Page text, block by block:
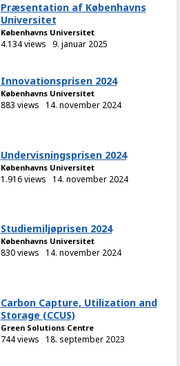
Præsentation af Københavns
Universitet
Københavns Universitet
4.134 views 9. januar 2025
Innovationsprisen 2024
Københavns Universitet
883 views 14. november 2024
Undervisningsprisen 2024
Københavns Universitet
1.916 views 14. november 2024
Studiemiljøprisen 2024
Københavns Universitet
830 views 14. november 2024
Carbon Capture, Utilization and
Storage (CCUS)
Green Solutions Centre
744 views 18. september 2023